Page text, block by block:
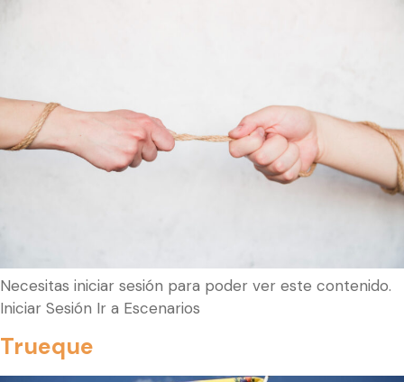
Necesitas iniciar sesión para poder ver este contenido.
Iniciar Sesión Ir a Escenarios
Trueque